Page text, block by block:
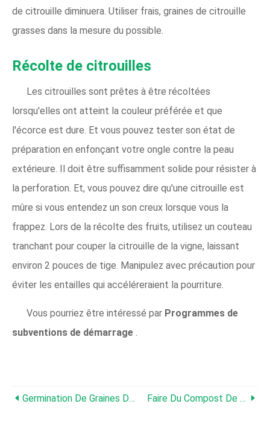
de citrouille diminuera. Utiliser frais, graines de citrouille
grasses dans la mesure du possible.
Récolte de citrouilles
Les citrouilles sont prêtes à être récoltées
lorsqu'elles ont atteint la couleur préférée et que
l'écorce est dure. Et vous pouvez tester son état de
préparation en enfonçant votre ongle contre la peau
extérieure. Il doit être suffisamment solide pour résister à
la perforation. Et, vous pouvez dire qu'une citrouille est
mûre si vous entendez un son creux lorsque vous la
frappez. Lors de la récolte des fruits, utilisez un couteau
tranchant pour couper la citrouille de la vigne, laissant
environ 2 pouces de tige. Manipulez avec précaution pour
éviter les entailles qui accéléreraient la pourriture.
Vous pourriez être intéressé par Programmes de
subventions de démarrage .
Germination De Graines De Haricots, Temps, Température, Traiter Faire Du Compost De Fumier De Poulet Pour Les Plantes De Jardin